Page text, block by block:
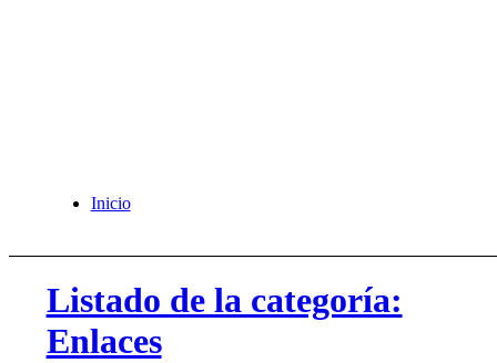
Inicio
Listado de la categoría:
Enlaces